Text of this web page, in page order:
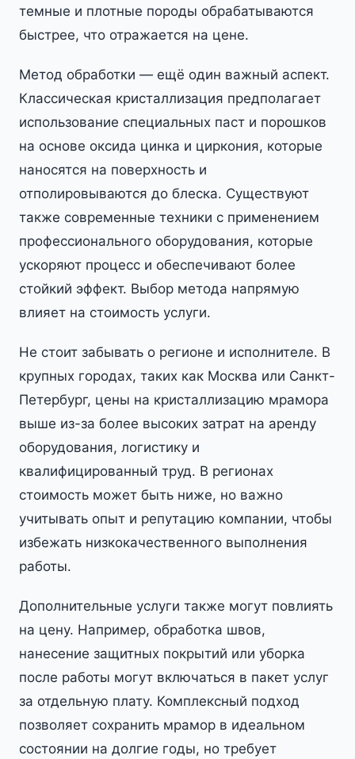
темные и плотные породы обрабатываются
быстрее, что отражается на цене.
Метод обработки — ещё один важный аспект.
Классическая кристаллизация предполагает
использование специальных паст и порошков
на основе оксида цинка и циркония, которые
наносятся на поверхность и
отполировываются до блеска. Существуют
также современные техники с применением
профессионального оборудования, которые
ускоряют процесс и обеспечивают более
стойкий эффект. Выбор метода напрямую
влияет на стоимость услуги.
Не стоит забывать о регионе и исполнителе. В
крупных городах, таких как Москва или Санкт-
Петербург, цены на кристаллизацию мрамора
выше из-за более высоких затрат на аренду
оборудования, логистику и
квалифицированный труд. В регионах
стоимость может быть ниже, но важно
учитывать опыт и репутацию компании, чтобы
избежать низкокачественного выполнения
работы.
Дополнительные услуги также могут повлиять
на цену. Например, обработка швов,
нанесение защитных покрытий или уборка
после работы могут включаться в пакет услуг
за отдельную плату. Комплексный подход
позволяет сохранить мрамор в идеальном
состоянии на долгие годы, но требует